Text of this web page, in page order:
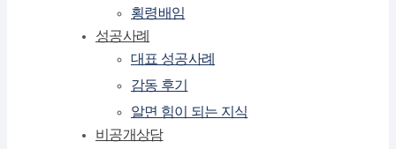
횡령배임
성공사례
대표 성공사례
감동 후기
알면 힘이 되는 지식
비공개상담